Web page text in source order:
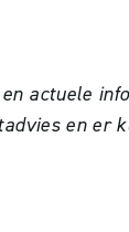
actuele
en er